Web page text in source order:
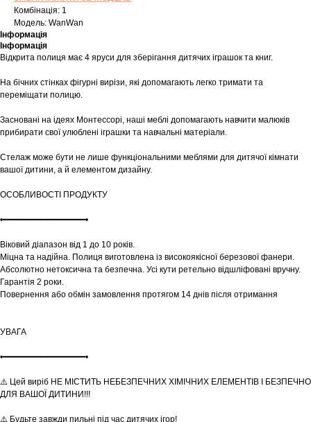
Комбінація: 1
Модель: WanWan
Інформація
Інформація
Відкрита полиця має 4 яруси для зберігання дитячих іграшок та книг.
На бічних стінках фігурні вирізи, які допомагають легко тримати та
переміщати полицю.
Засновані на ідеях Монтессорі, наші меблі допомагають навчити малюків
прибирати свої улюблені іграшки та навчальні матеріали.
Стелаж може бути не лише функціональними меблями для дитячої кімнати
вашої дитини, а й елементом дизайну.
ОСОБЛИВОСТІ ПРОДУКТУ
•━━━━━━━━━━━━━━━━━•
Віковий діапазон від 1 до 10 років.
Міцна та надійна. Полиця виготовлена із високоякісної березової фанери.
Абсолютно нетоксична та безпечна. Усі кути ретельно відшліфовані вручну.
Гарантія 2 роки.
Повернення або обмін замовлення протягом 14 днів після отримання
УВАГА
•━━━━━━━━━━━━━━━━━•
⚠️ Цей виріб НЕ МІСТИТЬ НЕБЕЗПЕЧНИХ ХІМІЧНИХ ЕЛЕМЕНТІВ І БЕЗПЕЧНО
ДЛЯ ВАШОЇ ДИТИНИ!!!
⚠️ Будьте завжди пильні під час дитячих ігор!
Шоурум